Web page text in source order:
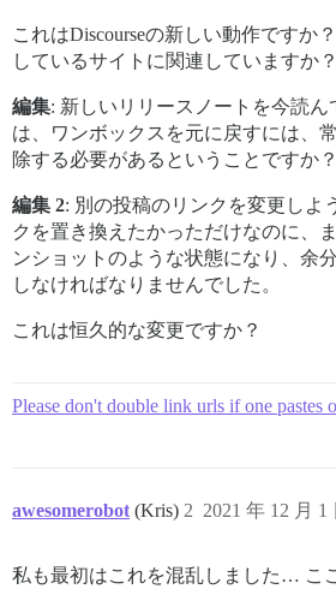
これはDiscourseの新しい動作ですか
しているサイトに関連していますか？
編集: 新しいリリースノートを今読ん
は、ワンボックスを元に戻すには、
除する必要があるということですか？
編集 2: 別の投稿のリンクを変更しよ
クを置き換えたかっただけなのに、
ンショットのような状態になり、余
しなければなりませんでした。
これは恒久的な変更ですか？
Please don't double link urls if one pastes
awesomerobot (Kris) 2021 年 12 月 1
2
私も最初はこれを混乱しました… こ